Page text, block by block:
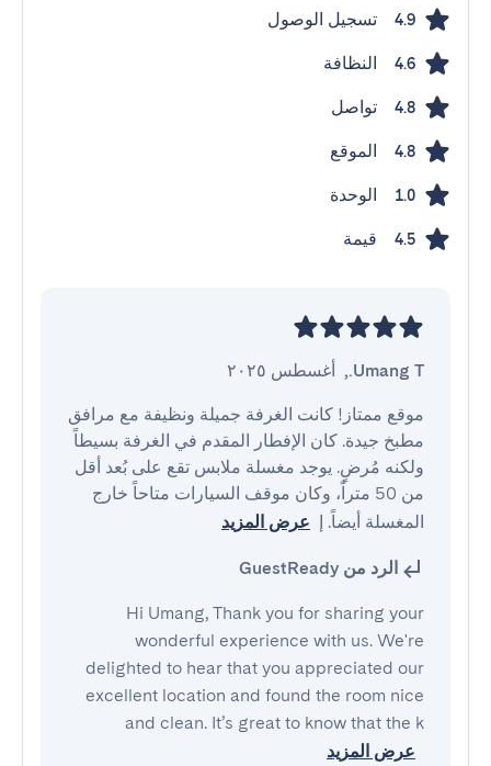
4.9 تسجيل الوصول
4.6 النظافة
4.8 تواصل
4.8 الموقع
1.0 الوحدة
4.5 قيمة
Umang T.
, أغسطس ٢٠٢٥
المغسلة أيضاً. إ عرض المزيد
الرد من GuestReady
Hi Umang, Thank you for sharing your
wonderful experience with us. We're
delighted to hear that you appreciated our
excellent location and found the room nice
and clean. It’s great to know that the k
عرض المزيد